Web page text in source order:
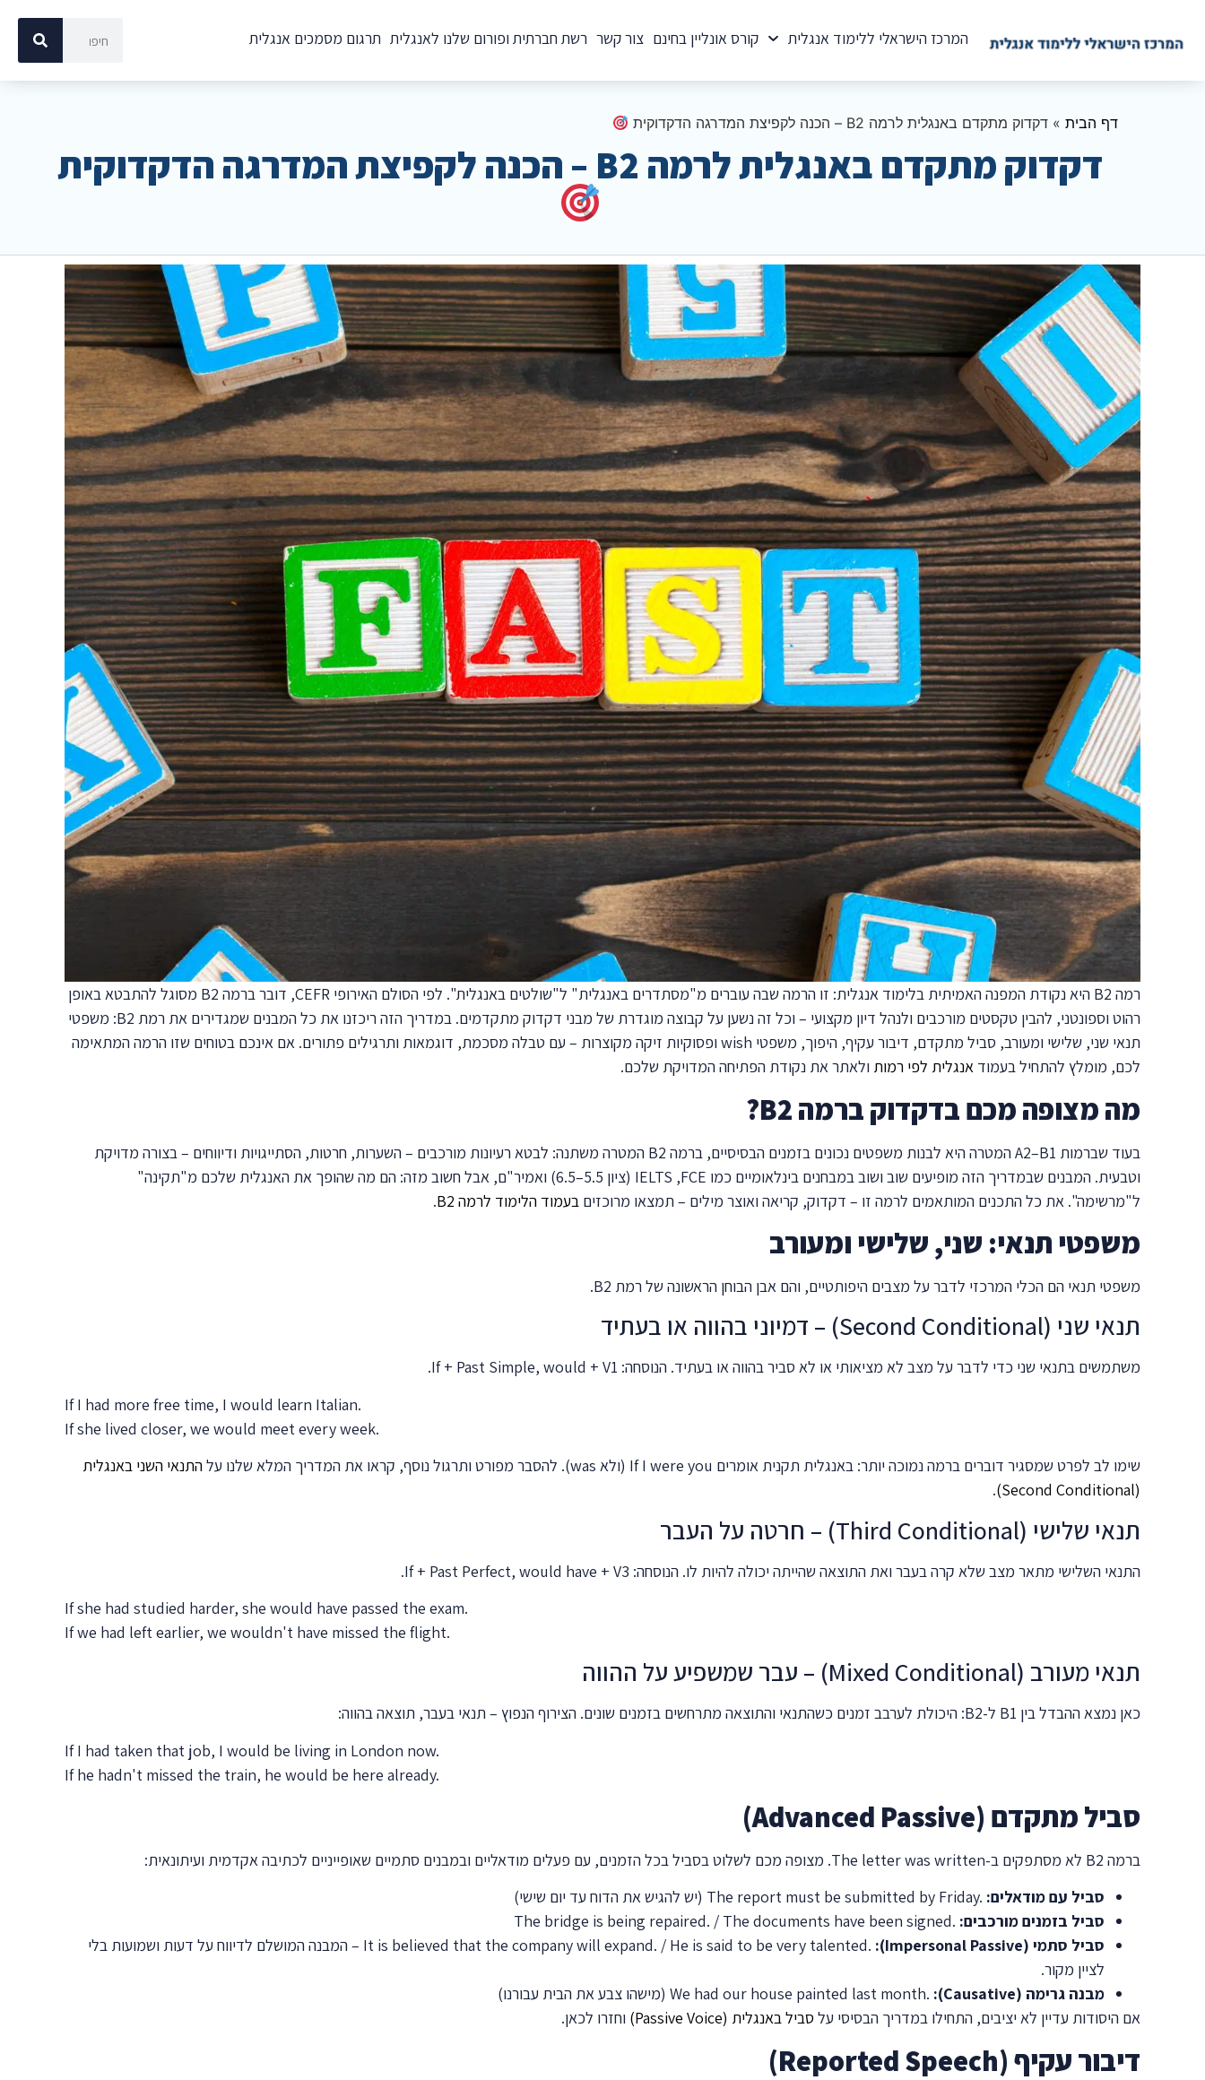
המרכז הישראלי ללימוד אנגלית קורס אונליין בחינם צור קשר רשת חברתית ופורום שלנו לאנגלית תרגום מסמכים אנגלית
דף הבית » דקדוק מתקדם באנגלית לרמה B2 – הכנה לקפיצת המדרגה הדקדוקית
דקדוק מתקדם באנגלית לרמה B2 – הכנה לקפיצת המדרגה הדקדוקית
רמה B2 היא נקודת המפנה האמיתית בלימוד אנגלית: זו הרמה שבה עוברים מ"מסתדרים באנגלית" ל"שולטים באנגלית". לפי הסולם האירופי CEFR, דובר ברמה B2 מסוגל להתבטא באופן
רהוט וספונטני, להבין טקסטים מורכבים ולנהל דיון מקצועי – וכל זה נשען על קבוצה מוגדרת של מבני דקדוק מתקדמים. במדריך הזה ריכזנו את כל המבנים שמגדירים את רמת B2: משפטי
תנאי שני, שלישי ומעורב, סביל מתקדם, דיבור עקיף, היפוך, משפטי wishופסוקיות זיקה מקוצרות – עם טבלה מסכמת, דוגמאות ותרגילים פתורים. אם אינכם בטוחים שזו הרמה המתאימה
לכם, מומלץ להתחיל בעמוד אנגלית לפי רמות ולאתר את נקודת הפתיחה המדויקת שלכם.
מה מצופה מכם בדקדוק ברמה B2?
בעוד שברמות A2–B1 המטרה היא לבנות משפטים נכונים בזמנים הבסיסיים, ברמה B2 המטרה משתנה: לבטא רעיונות מורכבים – השערות, חרטות, הסתייגויות ודיווחים – בצורה מדויקת
וטבעית. המבנים שבמדריך הזה מופיעים שוב ושוב במבחנים בינלאומיים כמו FCE, ‏IELTS (ציון 5.5–6.5) ואמיר"ם, אבל חשוב מזה: הם מה שהופך את האנגלית שלכם מ"תקינה"
ל"מרשימה". את כל התכנים המותאמים לרמה זו – דקדוק, קריאה ואוצר מילים – תמצאו מרוכזים בעמוד הלימוד לרמה B2 .
משפטי תנאי: שני, שלישי ומעורב
משפטי תנאי הם הכלי המרכזי לדבר על מצבים היפותטיים, והם אבן הבוחן הראשונה של רמת B2.
תנאי שני (Second Conditional) – דמיוני בהווה או בעתיד
משתמשים בתנאי שני כדי לדבר על מצב לא מציאותי או לא סביר בהווה או בעתיד. הנוסחה: If + Past Simple, would + V1
.
If I had more free time, I would learn Italian.
If she lived closer, we would meet every week.
שימו לב לפרט שמסגיר דוברים ברמה נמוכה יותר: באנגלית תקנית אומרים If I were you (ולא was). להסבר מפורט ותרגול נוסף, קראו את המדריך המלא שלנו עלהתנאי השני באנגלית
(
Second Conditional
)
.
תנאי שלישי (Third Conditional) – חרטה על העבר
התנאי השלישי מתאר מצב שלא קרה בעבר ואת התוצאה שהייתה יכולה להיות לו. הנוסחה: If + Past Perfect, would have + V3
.
If she had studied harder, she would have passed the exam.
If we had left earlier, we wouldn't have missed the flight.
תנאי מעורב (Mixed Conditional) – עבר שמשפיע על ההווה
כאן נמצא ההבדל בין B1 ל-B2: היכולת לערבב זמנים כשהתנאי והתוצאה מתרחשים בזמנים שונים. הצירוף הנפוץ – תנאי בעבר, תוצאה בהווה:
If I had taken that job, I would be living in London now.
If he hadn't missed the train, he would be here already.
סביל מתקדם (Advanced Passive)
ברמה B2 לא מסתפקים ב- The letter was written. מצופה מכם לשלוט בסביל בכל הזמנים, עם פעלים מודאליים ובמבנים סתמיים שאופייניים לכתיבה אקדמית ועיתונאית:
סביל עם מודאלים: The report must be submitted by Friday. (יש להגיש את הדוח עד יום שישי)
סביל בזמנים מורכבים: The bridge is being repaired. / The documents have been signed.
סביל סתמי (Impersonal Passive):
It is believed that the company will expand. / He is said to be very talented. – המבנה המושלם לדיווח על דעות ושמועות בלי
לציין מקור.
מבנה גרימה (Causative):
We had our house painted last month. (מישהו צבע את הבית עבורנו)
אם היסודות עדיין לא יציבים, התחילו במדריך הבסיסי על סביל באנגלית (Passive Voice
) וחזרו לכאן.
דיבור עקיף (Reported Speech)